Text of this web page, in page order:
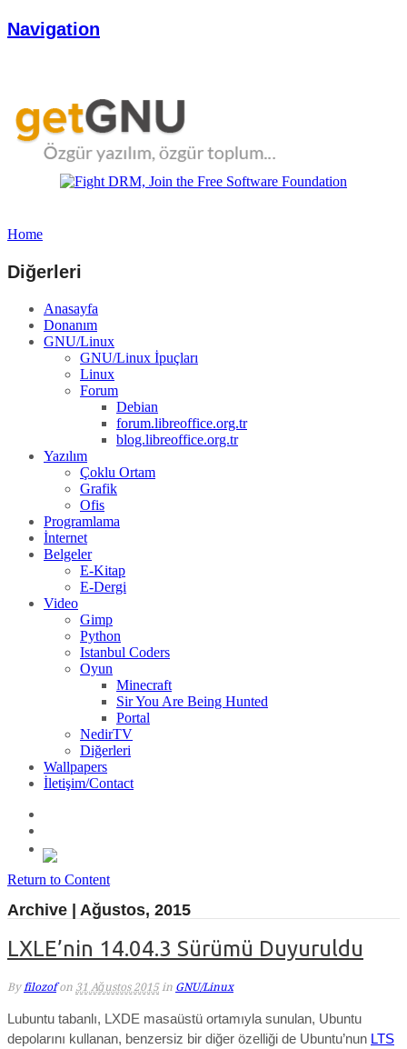
Navigation
Home
Diğerleri
Anasayfa
Donanım
GNU/Linux
GNU/Linux İpuçları
Linux
Forum
Debian
forum.libreoffice.org.tr
blog.libreoffice.org.tr
Yazılım
Çoklu Ortam
Grafik
Ofis
Programlama
İnternet
Belgeler
E-Kitap
E-Dergi
Video
Gimp
Python
Istanbul Coders
Oyun
Minecraft
Sir You Are Being Hunted
Portal
NedirTV
Diğerleri
Wallpapers
İletişim/Contact
Return to Content
Archive | Ağustos, 2015
LXLE’nin 14.04.3 Sürümü Duyuruldu
By filozof on 31 Ağustos 2015 in GNU/Linux
Lubuntu tabanlı, LXDE masaüstü ortamıyla sunulan, Ubuntu
depolarını kullanan, benzersiz bir diğer özelliği de Ubuntu’nun LTS